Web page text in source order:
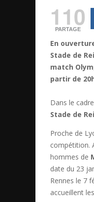
110
PARTAGE
En
Stade de
match
partir de
Dans le
Stade de
Proche de
compétition.
hommes de
date du 23
Rennes le 7
accueillent